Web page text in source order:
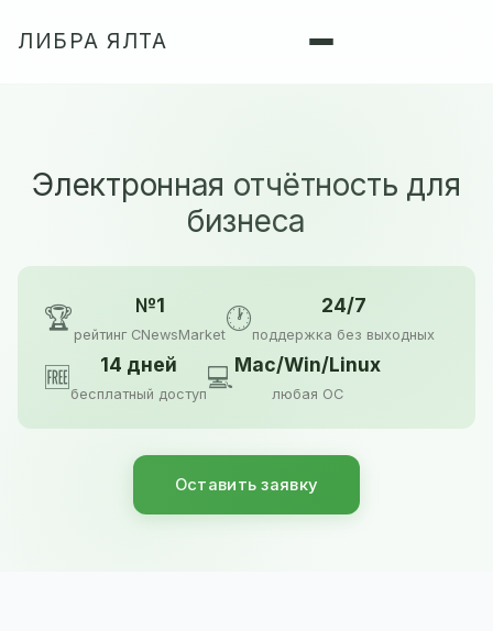
ЛИБРА ЯЛТА
Электронная отчётность для
бизнеса
🏆 №1
рейтинг CNewsMarket
🕐 24/7
поддержка без выходных
🆓 14 дней
бесплатный доступ
💻Mac/Win/Linux
любая ОС
Оставить заявку